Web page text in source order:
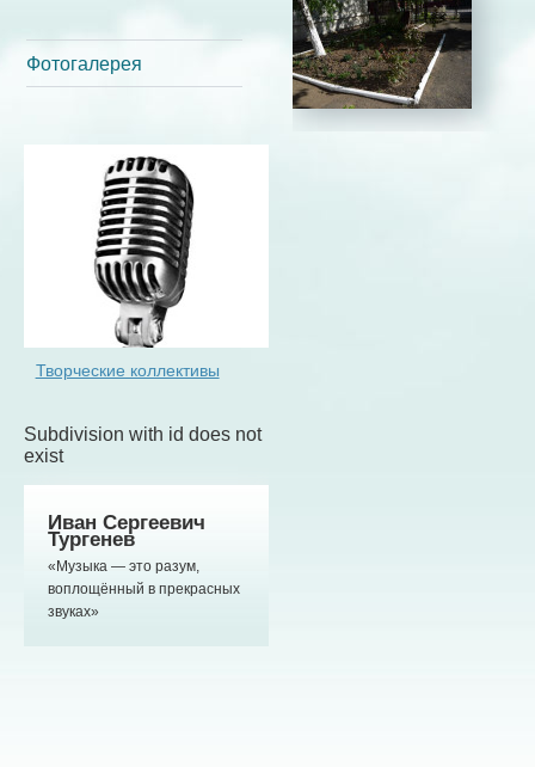
Фотогалерея
Творческие коллективы
Subdivision with id does not
exist
Иван Сергеевич
Тургенев
«Музыка — это разум,
воплощённый в прекрасных
звуках»